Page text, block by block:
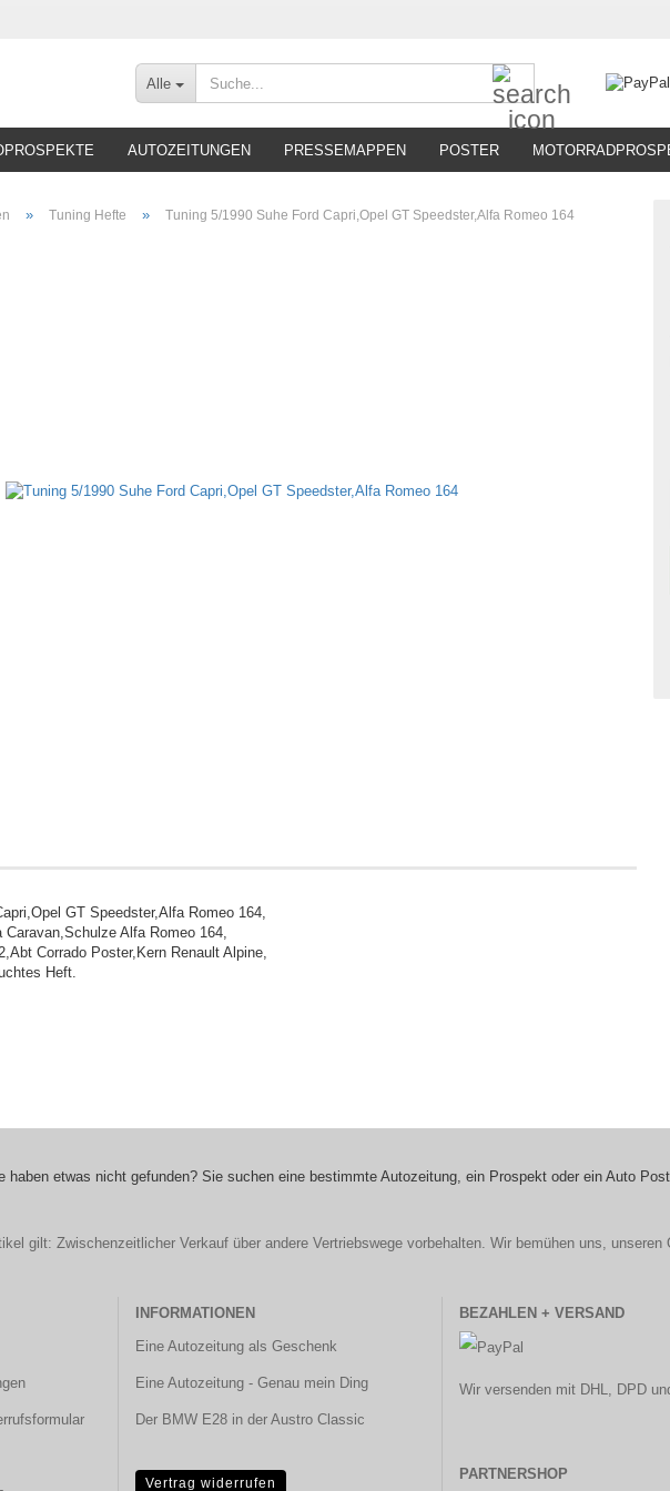
Alle
AUTOZEITUNGEN PRESSEMAPPEN POSTER
» Tuning Hefte » Tuning 5/1990 Suhe Ford Capri,Opel GT Speedster,Alfa Romeo 164
GT Speedster,Alfa Romeo 164,
Alfa Romeo 164,
Corrado Poster,Kern Renault Alpine,
Heft.
haben etwas nicht gefunden? Sie suchen eine bestimmte Autozeitung, ein Prospekt oder ein Auto
gilt: Zwischenzeitlicher Verkauf über andere Vertriebswege vorbehalten. Wir bemühen uns,
INFORMATIONEN
Eine Autozeitung als Geschenk
Eine Autozeitung - Genau mein Ding
Der BMW E28 in der Austro Classic
Vertrag widerrufen
BEZAHLEN + VERSAND
Wir versenden mit DHL, DPD
PARTNERSHOP